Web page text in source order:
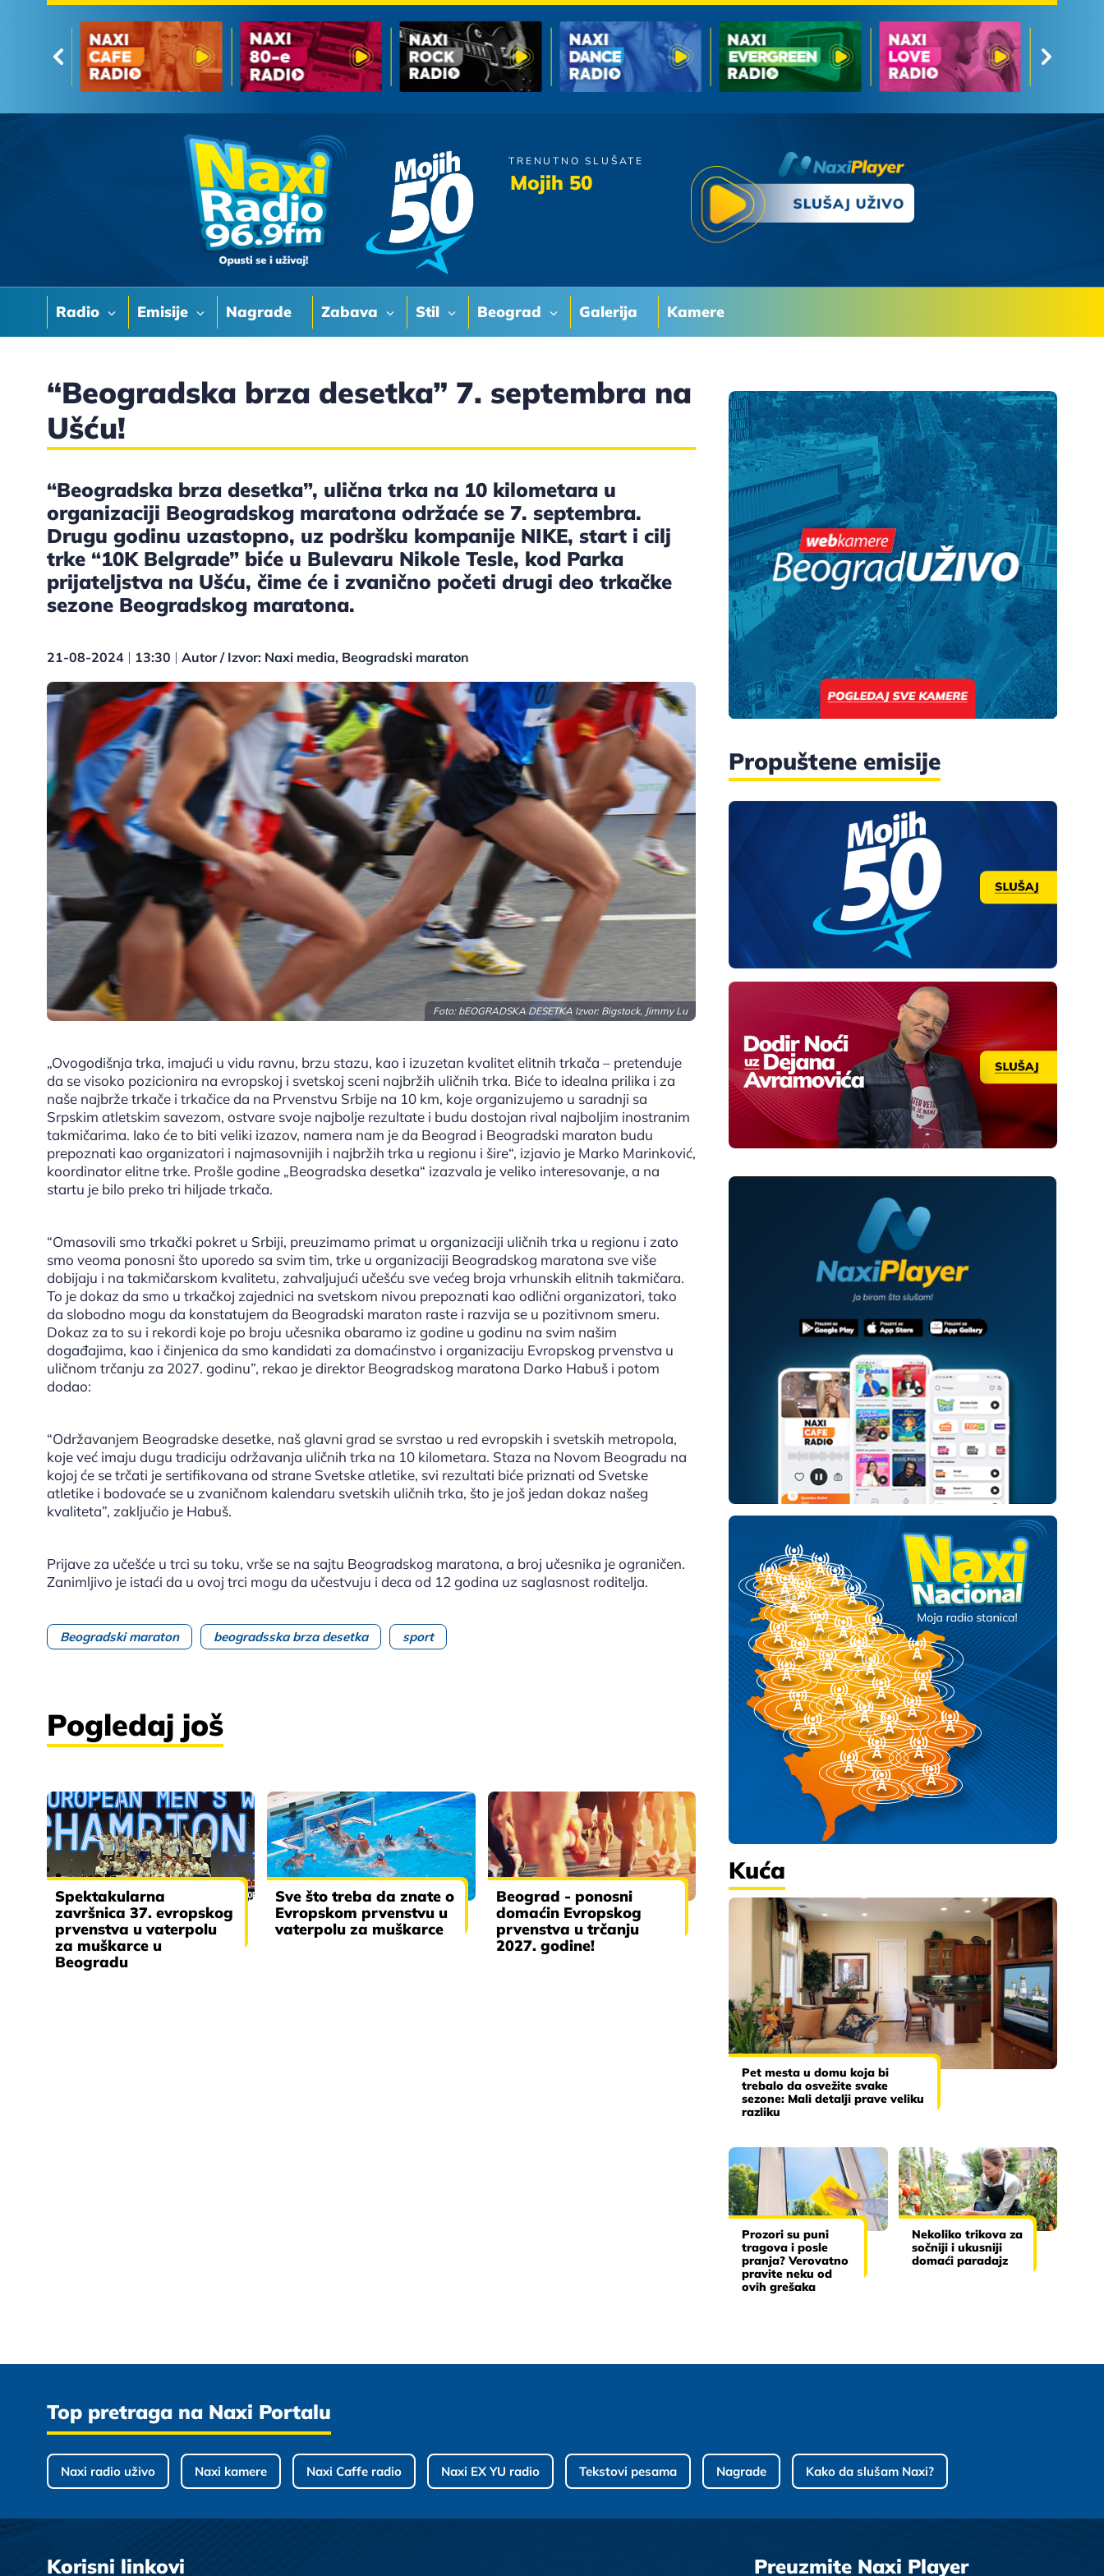
Radio Emisije Nagrade Zabava Stil Beograd Galerija Kamere
TRENUTNO SLUŠATE
Mojih 50
Aleksandra Radovic
“Beogradska brza desetka” 7. septembra na
Ušću!
“Beogradska brza desetka”, ulična trka na 10 kilometara u
organizaciji Beogradskog maratona održaće se 7. septembra.
Drugu godinu uzastopno, uz podršku kompanije NIKE, start i cilj
trke “10K Belgrade” biće u Bulevaru Nikole Tesle, kod Parka
prijateljstva na Ušću, čime će i zvanično početi drugi deo trkačke
sezone Beogradskog maratona.
21-08-2024 13:30 Autor / Izvor: Naxi media, Beogradski maraton
Foto: bEOGRADSKA DESETKA Izvor: Bigstock, Jimmy Lu
„Ovogodišnja trka, imajući u vidu ravnu, brzu stazu, kao i izuzetan kvalitet elitnih trkača – pretenduje
da se visoko pozicionira na evropskoj i svetskoj sceni najbržih uličnih trka. Biće to idealna prilika i za
naše najbrže trkače i trkačice da na Prvenstvu Srbije na 10 km, koje organizujemo u saradnji sa
Srpskim atletskim savezom, ostvare svoje najbolje rezultate i budu dostojan rival najboljim inostranim
takmičarima. Iako će to biti veliki izazov, namera nam je da Beograd i Beogradski maraton budu
prepoznati kao organizatori i najmasovnijih i najbržih trka u regionu i šire“, izjavio je Marko Marinković,
koordinator elitne trke. Prošle godine „Beogradska desetka“ izazvala je veliko interesovanje, a na
startu je bilo preko tri hiljade trkača.
“Omasovili smo trkački pokret u Srbiji, preuzimamo primat u organizaciji uličnih trka u regionu i zato
smo veoma ponosni što uporedo sa svim tim, trke u organizaciji Beogradskog maratona sve više
dobijaju i na takmičarskom kvalitetu, zahvaljujući učešću sve većeg broja vrhunskih elitnih takmičara.
To je dokaz da smo u trkačkoj zajednici na svetskom nivou prepoznati kao odlični organizatori, tako
da slobodno mogu da konstatujem da Beogradski maraton raste i razvija se u pozitivnom smeru.
Dokaz za to su i rekordi koje po broju učesnika obaramo iz godine u godinu na svim našim
događajima, kao i činjenica da smo kandidati za domaćinstvo i organizaciju Evropskog prvenstva u
uličnom trčanju za 2027. godinu”, rekao je direktor Beogradskog maratona Darko Habuš i potom
dodao:
“Održavanjem Beogradske desetke, naš glavni grad se svrstao u red evropskih i svetskih metropola,
koje već imaju dugu tradiciju održavanja uličnih trka na 10 kilometara. Staza na Novom Beogradu na
kojoj će se trčati je sertifikovana od strane Svetske atletike, svi rezultati biće priznati od Svetske
atletike i bodovaće se u zvaničnom kalendaru svetskih uličnih trka, što je još jedan dokaz našeg
kvaliteta”, zaključio je Habuš.
Prijave za učešće u trci su toku, vrše se na sajtu Beogradskog maratona, a broj učesnika je ograničen.
Zanimljivo je istaći da u ovoj trci mogu da učestvuju i deca od 12 godina uz saglasnost roditelja.
Beogradski maraton beogradsska brza desetka sport
Pogledaj još
Spektakularna
završnica 37. evropskog
prvenstva u vaterpolu
za muškarce u
Beogradu
Sve što treba da znate o
Evropskom prvenstvu u
vaterpolu za muškarce
Beograd - ponosni
domaćin Evropskog
prvenstva u trčanju
2027. godine!
Propuštene emisije
Kuća
Pet mesta u domu koja bi
trebalo da osvežite svake
sezone: Mali detalji prave veliku
razliku
Prozori su puni
tragova i posle
pranja? Verovatno
pravite neku od
ovih grešaka
Nekoliko trikova za
sočniji i ukusniji
domaći paradajz
Top pretraga na Naxi Portalu
Naxi radio uživo Naxi kamere Naxi Caffe radio Naxi EX YU radio Tekstovi pesama Nagrade Kako da slušam Naxi?
Korisni linkovi Preuzmite Naxi Player